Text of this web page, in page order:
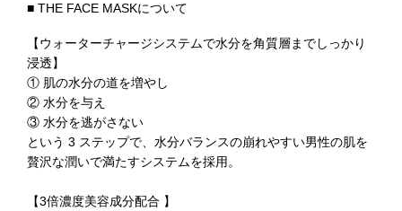
■ THE FACE MASKについて
【ウォーターチャージシステムで水分を角質層までしっかり
浸透】
① 肌の水分の道を増やし
② 水分を与え
③ 水分を逃がさない
という 3 ステップで、水分バランスの崩れやすい男性の肌を
贅沢な潤いで満たすシステムを採用。
【3倍濃度美容成分配合 】